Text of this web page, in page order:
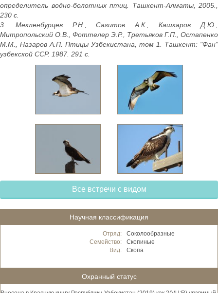
определитель водно-болотных птиц. Ташкент-Алматы, 2005.,
230 с.
3. Мекленбурцев Р.Н., Сагитов А.К., Кашкаров Д.Ю.,
Митропольский О.В., Фоттелер Э.Р., Третьяков Г.П., Остапенко
М.М., Назаров А.П. Птицы Узбекистана, том 1. Ташкент: "Фан"
узбекской ССР. 1987. 291 с.
Все встречи с видом
Научная классификация
Отряд:
Соколообразные
Семейство:
Скопиные
Вид:
Скопа
Охранный статус